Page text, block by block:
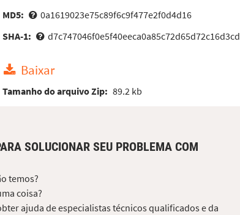
MD5:
0a1619023e75c89f6c9f477e2f0d4d16
SHA-1:
d7c747046f0e5f40eeca0a85c72d65d72c16d3cd
Baixar
Tamanho do arquivo Zip: 89.2 kb
SOLUCIONAR SEU PROBLEMA COM
temos?
coisa?
ajuda de especialistas técnicos qualificados e da